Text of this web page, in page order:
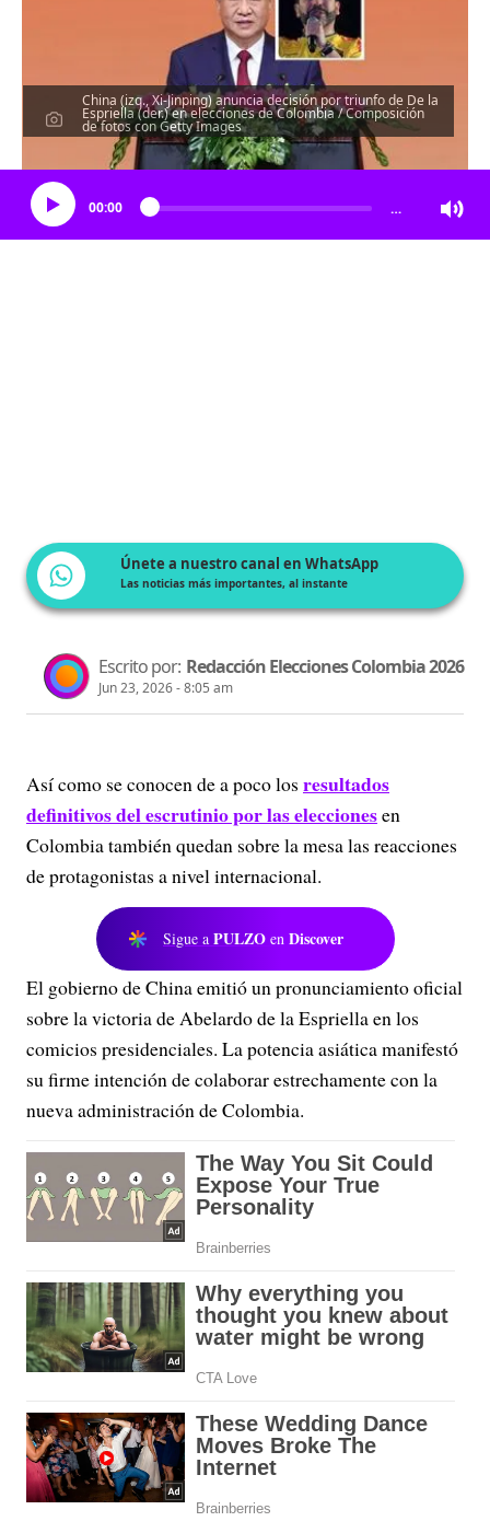
China (izq., Xi-Jinping) anuncia decisión por triunfo de De la
Espriella (der.) en elecciones de Colombia / Composición
de fotos con Getty Images
Escucha el artículo
00:00 …
Únete a nuestro canal en WhatsApp
Las noticias más importantes, al instante
Escrito por: Redacción Elecciones Colombia 2026
Jun 23, 2026 - 8:05 am
Así como se conocen de a poco los resultados
definitivos del escrutinio por las eleccionesen
Colombia también quedan sobre la mesa las reacciones
de protagonistas a nivel internacional.
Sigue a PULZO en Discover
El gobierno de China emitió un pronunciamiento oficial
sobre la victoria de Abelardo de la Espriella en los
comicios presidenciales. La potencia asiática manifestó
su firme intención de colaborar estrechamente con la
nueva administración de Colombia.